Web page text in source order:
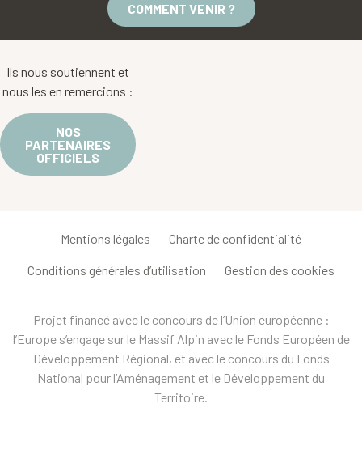
COMMENT VENIR ?
Ils nous soutiennent et
nous les en remercions :
NOS
PARTENAIRES
OFFICIELS
Mentions légales Charte de confidentialité
Conditions générales d’utilisation Gestion des cookies
Projet financé avec le concours de l’Union européenne :
l’Europe s’engage sur le Massif Alpin avec le Fonds Européen de
Développement Régional, et avec le concours du Fonds
National pour l’Aménagement et le Développement du
Territoire.